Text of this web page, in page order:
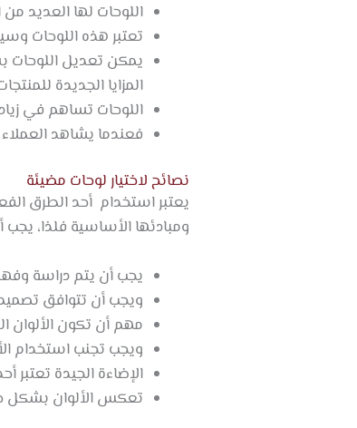
اللوحات لها العديد من
تعتبر هذه اللوحات
يمكن تعديل اللوحات
المزايا الجديدة
اللوحات تساهم في
فعندما يشاهد
نصائح لاختيار لوحات مضيئة
يعتبر استخدام أحد الطرق
ومبادئها الأساسية فلذا، يجب
يجب أن يتم دراسة
ويجب أن تتوافق
مهم أن تكون الألوان
ويجب تجنب استخدام
الإضاءة الجيدة
تعكس الألوان بشكل